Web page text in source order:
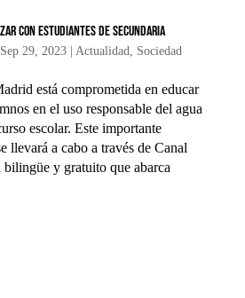
con estudiantes de Secundaria
Sep 29, 2023| Actualidad, Sociedad
está comprometida en educar
en el uso responsable del agua
escolar. Este importante
llevará a cabo a través de Canal
y gratuito que abarca